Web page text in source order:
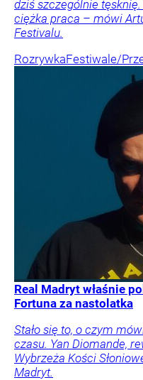
dziś szczególnie
ciężka praca – mówi
Festivalu.
RozrywkaFestiwale/
Real Madryt właśnie
Fortuna za nastolatka
Stało się to, o czym
czasu. Yan Diomande,
Wybrzeża Kości
Madryt.